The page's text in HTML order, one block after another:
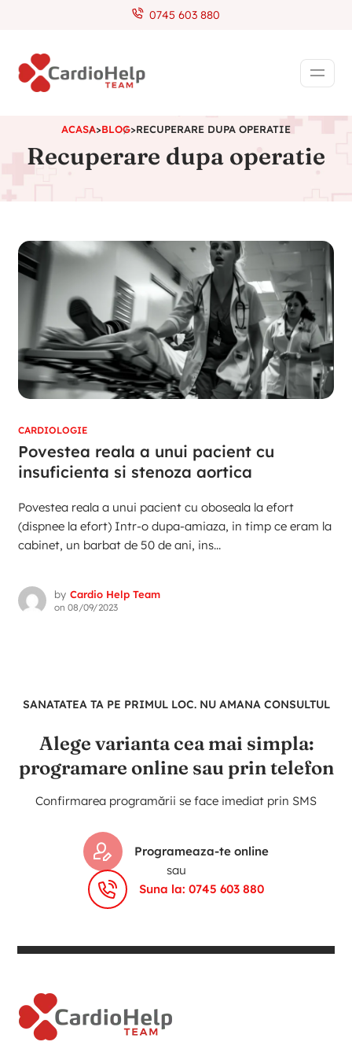
0745 603 880
ACASA>BLOG>RECUPERARE DUPA OPERATIE
Recuperare dupa operatie
CARDIOLOGIE
Povestea reala a unui pacient cu
insuficienta si stenoza aortica
Povestea reala a unui pacient cu oboseala la efort
(dispnee la efort) Intr-o dupa-amiaza, in timp ce eram la
cabinet, un barbat de 50 de ani, ins...
by Cardio Help Team
on 08/09/2023
SANATATEA TA PE PRIMUL LOC. NU AMANA CONSULTUL
Alege varianta cea mai simpla:
programare online sau prin telefon
Confirmarea programării se face imediat prin SMS
Programeaza-te online
sau
Suna la: 0745 603 880